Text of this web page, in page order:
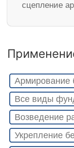
сцепление
Армирование
Все виды
Возведение
Укрепление